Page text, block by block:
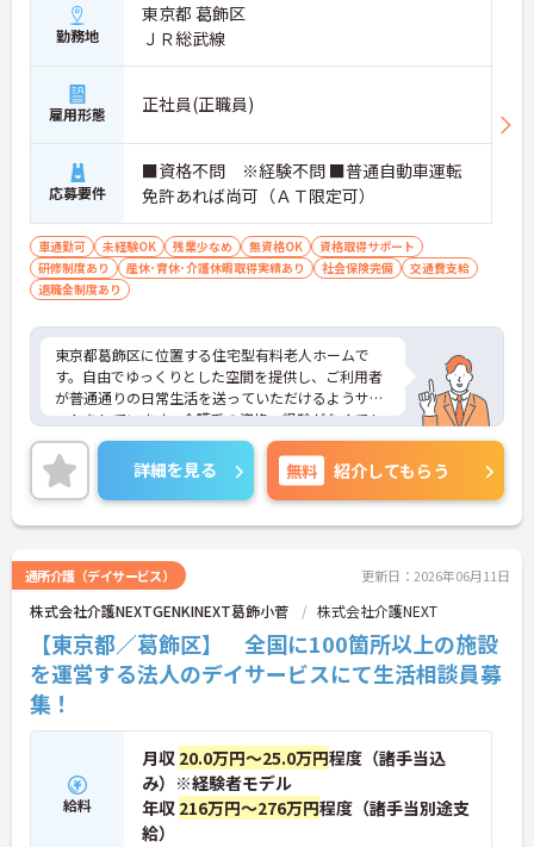
勤務地
東京都 葛飾区
ＪＲ総武線
雇用形態 正社員(正職員)
応募要件
■資格不問 ※経験不問 ■普通自動車運転
免許あれば尚可（ＡＴ限定可）
車通勤可 未経験OK 残業少なめ 無資格OK
資格取得サポート
研修制度あり
産休･育休･介護休暇取得実績あり 社会保険完備
交通費支給
退職金制度あり
東京都葛飾区に位置する住宅型有料老人ホームで
す。自由でゆっくりとした空間を提供し、ご利用者
が普通通りの日常生活を送っていただけるようサポ
ートをしています。介護系の資格・経験がなくても
チャレンジOK！研修制度も充実、資格取得支援もあ
り働きながらスキルアップも目指せます。福利厚生
等の高待遇も魅力です。
ご興味ある方には、面接対策ポイントなど、さらに
詳細をお話しいたしますのでお気軽にご相談くださ
詳細を見る 無料 紹介してもらう
通所介護（デイサービス） 更新日：2026年06月11日
株式会社介護NEXTGENKINEXT葛飾小菅 株式会社介護NEXT
【東京都／葛飾区】 全国に100箇所以上の施設
を運営する法人のデイサービスにて生活相談員募
集！
給料
月収 20.0万円～25.0万円程度（諸手当込
み）※経験者モデル
年収 216万円～276万円程度（諸手当別途支
給）